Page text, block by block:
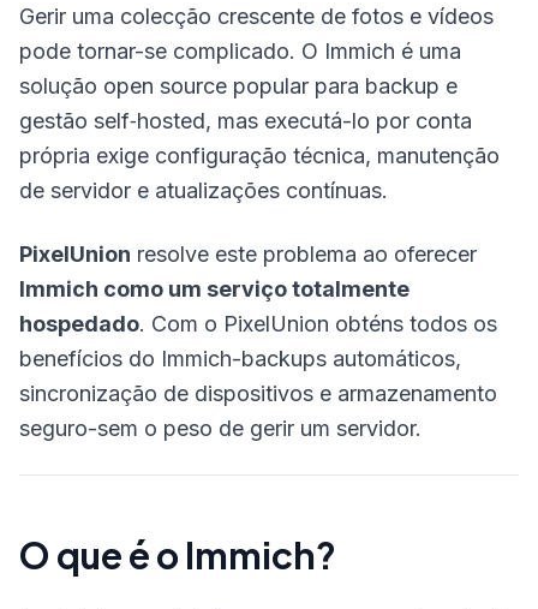
Gerir uma colecção crescente de fotos e vídeos
pode tornar-se complicado. O Immich é uma
solução open source popular para backup e
gestão self‑hosted, mas executá-lo por conta
própria exige configuração técnica, manutenção
de servidor e atualizações contínuas.
PixelUnion resolve este problema ao oferecer
Immich como um serviço totalmente
hospedado. Com o PixelUnion obténs todos os
benefícios do Immich-backups automáticos,
sincronização de dispositivos e armazenamento
seguro-sem o peso de gerir um servidor.
O que é o Immich?